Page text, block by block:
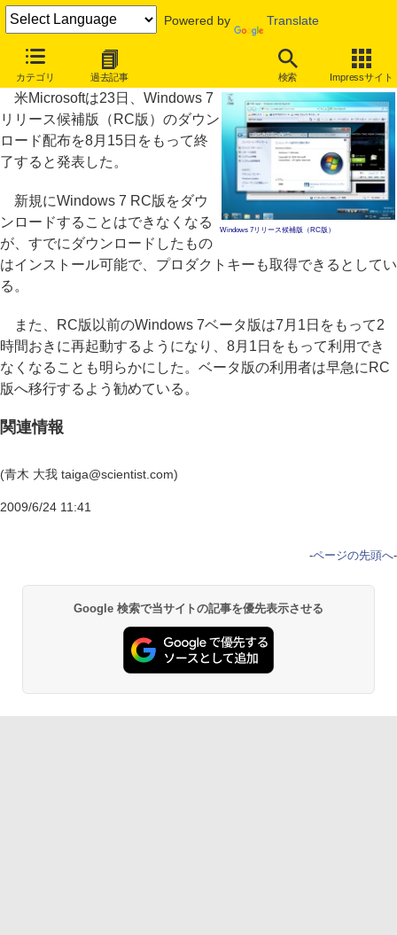
Powered by Translate
カテゴリ 過去記事 検索 Impressサイト
Windows 7 RC版のダウンロード配布は8月15日で終了
Windows 7リリース候補版（RC版）
米Microsoftは23日、Windows 7
リリース候補版（RC版）のダウン
ロード配布を8月15日をもって終
了すると発表した。
新規にWindows 7 RC版をダウ
ンロードすることはできなくなる
が、すでにダウンロードしたもの
はインストール可能で、プロダクトキーも取得できるとしてい
る。
また、RC版以前のWindows 7ベータ版は7月1日をもって2
時間おきに再起動するようになり、8月1日をもって利用でき
なくなることも明らかにした。ベータ版の利用者は早急にRC
版へ移行するよう勧めている。
関連情報
(青木 大我 taiga@scientist.com)
2009/6/24 11:41
-ページの先頭へ-
Google 検索で当サイトの記事を優先表示させる